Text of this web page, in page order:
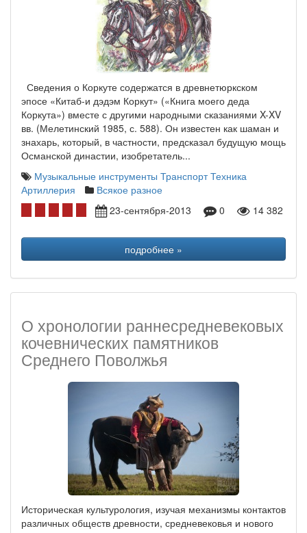
Сведения о Коркуте содержатся в древнетюркском
эпосе «Китаб-и дэдэм Коркут» («Книга моего деда
Коркута») вместе с другими народными сказаниями X-XV
вв. (Мелетинский 1985, с. 588). Он известен как шаман и
знахарь, который, в частности, предсказал будущую мощь
Османской династии, изобретатель...
Музыкальные инструменты Транспорт Техника
Артиллерия
Всякое разное
23-сентября-2013
0 14 382
подробнее »
О хронологии раннесредневековых
кочевнических памятников
Среднего Поволжья
Историческая культурология, изучая механизмы контактов
различных обществ древности, средневековья и нового